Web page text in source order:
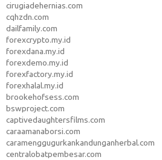
cirugiadehernias.com
cqhzdn.com
dailfamily.com
forexcrypto.my.id
forexdana.my.id
forexdemo.my.id
forexfactory.my.id
forexhalal.my.id
brookehofsess.com
bswproject.com
captivedaughtersfilms.com
caraamanaborsi.com
caramenggugurkankandunganherbal.com
centralobatpembesar.com